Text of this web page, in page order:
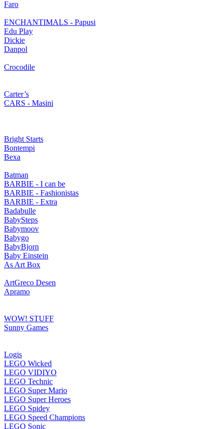
Faro
ENCHANTIMALS - Papusi
Edu Play
Dickie
Danpol
Crocodile
Carter’s
CARS - Masini
Bright Starts
Bontempi
Bexa
Batman
BARBIE - I can be
BARBIE - Fashionistas
BARBIE - Extra
Badabulle
BabySteps
Babymoov
Babygo
BabyBjorn
Baby Einstein
As Art Box
ArtGreco Desen
Apramo
WOW! STUFF
Sunny Games
Logis
LEGO Wicked
LEGO VIDIYO
LEGO Technic
LEGO Super Mario
LEGO Super Heroes
LEGO Spidey
LEGO Speed Champions
LEGO Sonic